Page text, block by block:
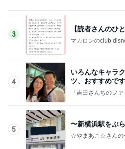
モモコ夫 妻や友人と
Amebaトピックス 2日前
食事のサポートが楽に
Amebaトピックス 1日前